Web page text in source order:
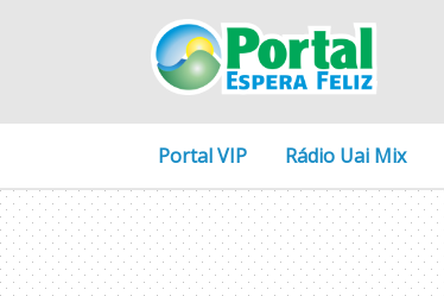
Portal VIP Rádio Uai Mix